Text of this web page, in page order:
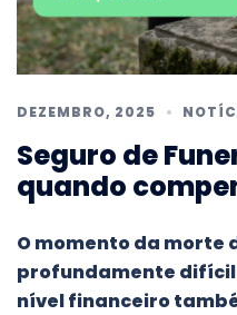
DEZEMBRO, 2025
Seguro de
quando
O momento da morte
profundamente difícil
nível financeiro